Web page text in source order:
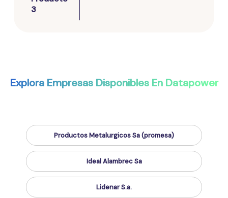
3
Explora Empresas Disponibles En Datapower
Productos Metalurgicos Sa (promesa)
Ideal Alambrec Sa
Lidenar S.a.